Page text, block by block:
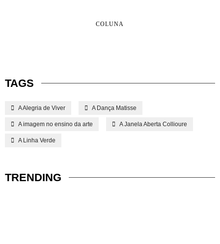
COLUNA
TAGS
A Alegria de Viver A Dança Matisse
A imagem no ensino da arte A Janela Aberta Collioure
A Linha Verde
TRENDING